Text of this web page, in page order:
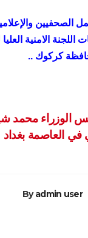
الامنية
كركوك ..
الوزراء محمد
في العاصمة بغداد
Byadmin user